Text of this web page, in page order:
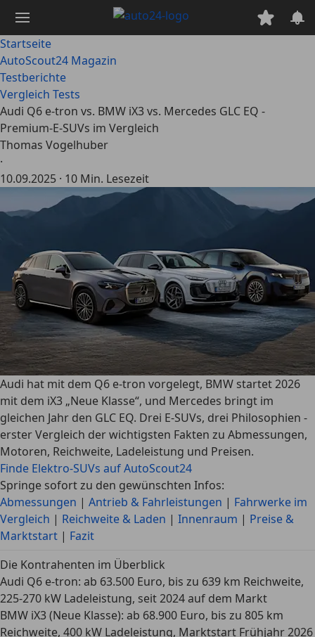
Hauptinhalt
springen
Startseite
AutoScout24 Magazin
Testberichte
Vergleich Tests
Audi Q6 e-tron vs. BMW iX3 vs. Mercedes GLC EQ -
Premium-E-SUVs im Vergleich
Thomas Vogelhuber
·
10.09.2025 · 10 Min. Lesezeit
Audi hat mit dem Q6 e-tron vorgelegt, BMW startet 2026
mit dem iX3 „Neue Klasse“, und Mercedes bringt im
gleichen Jahr den GLC EQ. Drei E-SUVs, drei Philosophien -
erster Vergleich der wichtigsten Fakten zu Abmessungen,
Motoren, Reichweite, Ladeleistung und Preisen.
Finde Elektro-SUVs auf AutoScout24
Springe sofort zu den gewünschten Infos:
Abmessungen | Antrieb & Fahrleistungen | Fahrwerke im
Vergleich | Reichweite & Laden | Innenraum | Preise &
Marktstart | Fazit
Die Kontrahenten im Überblick
Audi Q6 e-tron: ab 63.500 Euro, bis zu 639 km Reichweite,
225-270 kW Ladeleistung, seit 2024 auf dem Markt
BMW iX3 (Neue Klasse): ab 68.900 Euro, bis zu 805 km
Reichweite, 400 kW Ladeleistung, Marktstart Frühjahr 2026